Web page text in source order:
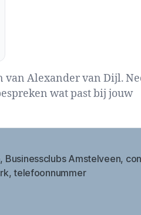
Alexander van Dijl.
wat past bij jouw
, Businessclubs Amstelveen,
,telefoonnummer